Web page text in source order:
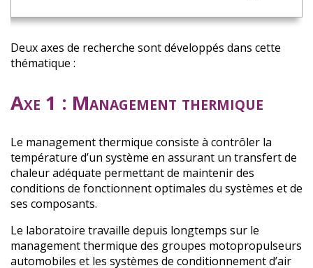
Deux axes de recherche sont développés dans cette
thématique :
Axe 1 : Management thermique
Le management thermique consiste à contrôler la
température d’un système en assurant un transfert de
chaleur adéquate permettant de maintenir des
conditions de fonctionnent optimales du systèmes et de
ses composants.
Le laboratoire travaille depuis longtemps sur le
management thermique des groupes motopropulseurs
automobiles et les systèmes de conditionnement d’air